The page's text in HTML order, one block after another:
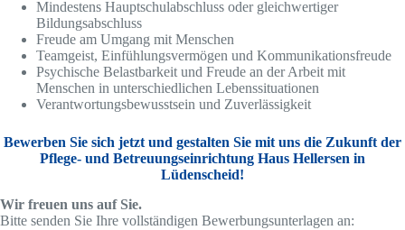
Mindestens Hauptschulabschluss oder gleichwertiger
Bildungsabschluss
Freude am Umgang mit Menschen
Teamgeist, Einfühlungsvermögen und Kommunikationsfreude
Psychische Belastbarkeit und Freude an der Arbeit mit
Menschen in unterschiedlichen Lebenssituationen
Verantwortungsbewusstsein und Zuverlässigkeit
Bewerben Sie sich jetzt und gestalten Sie mit uns die Zukunft der
Pflege- und Betreuungseinrichtung Haus Hellersen in
Lüdenscheid!
Wir freuen uns auf Sie.
Bitte senden Sie Ihre vollständigen Bewerbungsunterlagen an: